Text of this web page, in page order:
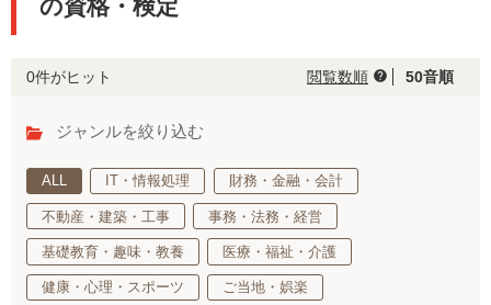
の資格・検定
0件がヒット 閲覧数順 help 50音順
ジャンルを絞り込む
ALL IT・情報処理 財務・金融・会計
不動産・建築・工事 事務・法務・経営
基礎教育・趣味・教養 医療・福祉・介護
健康・心理・スポーツ ご当地・娯楽